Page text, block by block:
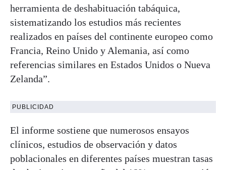
herramienta de deshabituación tabáquica,
sistematizando los estudios más recientes
realizados en países del continente europeo como
Francia, Reino Unido y Alemania, así como
referencias similares en Estados Unidos o Nueva
Zelanda”.
PUBLICIDAD
El informe sostiene que numerosos ensayos
clínicos, estudios de observación y datos
poblacionales en diferentes países muestran tasas